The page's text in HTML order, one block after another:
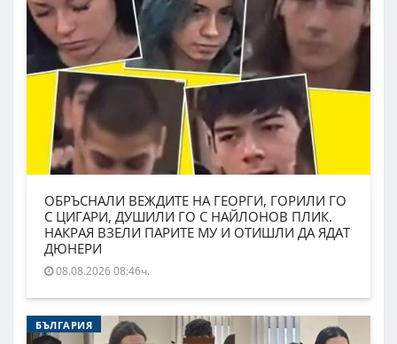
ОБРЪСНАЛИ ВЕЖДИТЕ НА ГЕОРГИ, ГОРИЛИ ГО
С ЦИГАРИ, ДУШИЛИ ГО С НАЙЛОНОВ ПЛИК.
НАКРАЯ ВЗЕЛИ ПАРИТЕ МУ И ОТИШЛИ ДА ЯДАТ
ДЮНЕРИ
08.08.2026 08:46ч.
БЪЛГАРИЯ